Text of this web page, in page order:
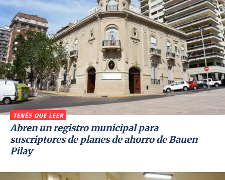
TENÉS QUE LEER
Abren un registro municipal para
suscriptores de planes de ahorro de Bauen
Pilay